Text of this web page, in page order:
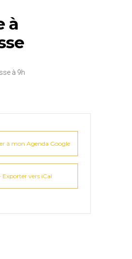
à
à 9h
à mon Agenda Google
Exporter vers iCal